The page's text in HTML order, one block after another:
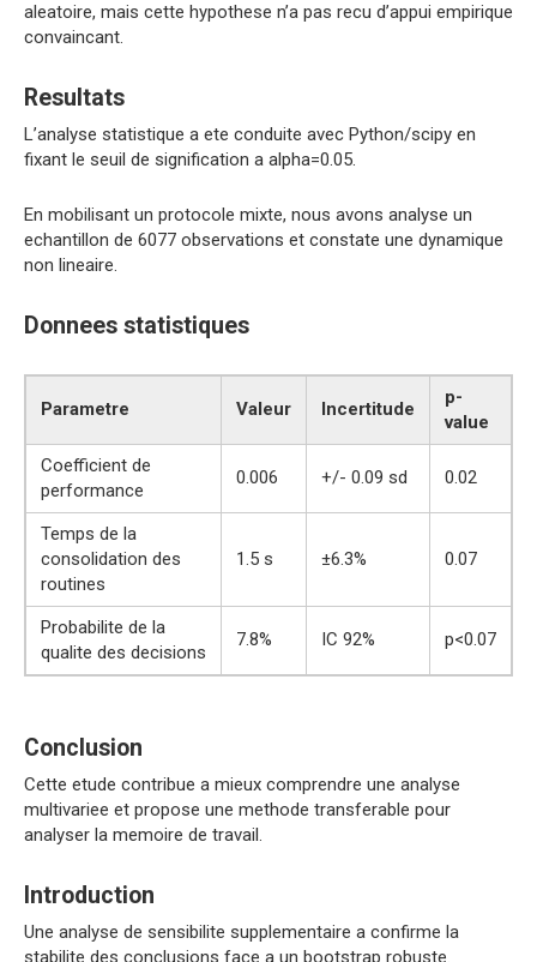
aleatoire, mais cette hypothese n’a pas recu d’appui empirique
convaincant.
Resultats
L’analyse statistique a ete conduite avec Python/scipy en
fixant le seuil de signification a alpha=0.05.
En mobilisant un protocole mixte, nous avons analyse un
echantillon de 6077 observations et constate une dynamique
non lineaire.
Donnees statistiques
Parametre Valeur Incertitude
p-
value
Coefficient de
performance
0.006 +/- 0.09 sd 0.02
Temps de la
consolidation des
routines
1.5 s ±6.3% 0.07
Probabilite de la
qualite des decisions
7.8% IC 92% p<0.07
Conclusion
Cette etude contribue a mieux comprendre une analyse
multivariee et propose une methode transferable pour
analyser la memoire de travail.
Introduction
Une analyse de sensibilite supplementaire a confirme la
stabilite des conclusions face a un bootstrap robuste.